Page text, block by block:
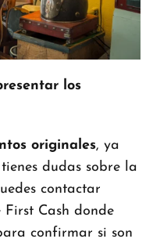
los
originales, ya
dudas sobre la
contactar
Cash donde
confirmar si son